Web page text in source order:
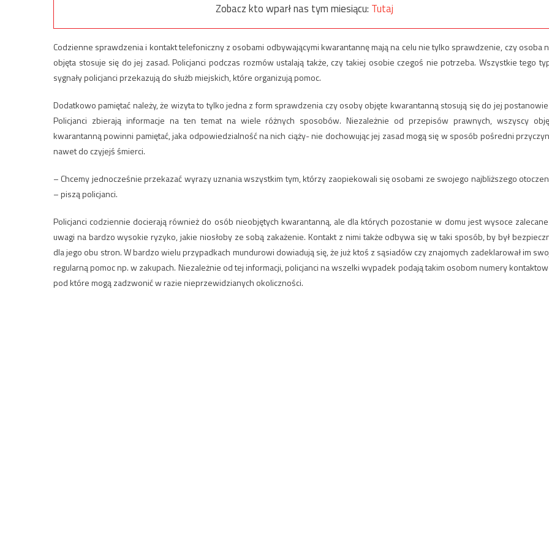
Zobacz kto wparł nas tym miesiącu: Tutaj
Codzienne sprawdzenia i kontakt telefoniczny z osobami odbywającymi kwarantannę mają na celu nie tylko sprawdzenie, czy osoba
objęta stosuje się do jej zasad. Policjanci podczas rozmów ustalają także, czy takiej osobie czegoś nie potrzeba. Wszystkie tego
sygnały policjanci przekazują do służb miejskich, które organizują pomoc.
Dodatkowo pamiętać należy, że wizyta to tylko jedna z form sprawdzenia czy osoby objęte kwarantanną stosują się do jej
Policjanci zbierają informacje na ten temat na wiele różnych sposobów. Niezależnie od przepisów prawnych, wszyscy
kwarantanną powinni pamiętać, jaka odpowiedzialność na nich ciąży- nie dochowując jej zasad mogą się w sposób pośredni
nawet do czyjejś śmierci.
– Chcemy jednocześnie przekazać wyrazy uznania wszystkim tym, którzy zaopiekowali się osobami ze swojego najbliższego
– piszą policjanci.
Policjanci codziennie docierają również do osób nieobjętych kwarantanną, ale dla których pozostanie w domu jest wysoce
uwagi na bardzo wysokie ryzyko, jakie niosłoby ze sobą zakażenie. Kontakt z nimi także odbywa się w taki sposób, by był
dla jego obu stron. W bardzo wielu przypadkach mundurowi dowiadują się, że już ktoś z sąsiadów czy znajomych zadeklarował im
regularną pomoc np. w zakupach. Niezależnie od tej informacji, policjanci na wszelki wypadek podają takim osobom numery
pod które mogą zadzwonić w razie nieprzewidzianych okoliczności.